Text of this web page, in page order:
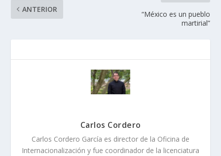
ANTERIOR
“México es un pueblo
martirial”
Carlos Cordero
Carlos Cordero García es director de la Oficina de
Internacionalización y fue coordinador de la licenciatura